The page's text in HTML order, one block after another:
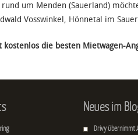
rund um Menden (Sauerland)
Vosswinkel, Hönnetal im
kostenlos die besten Mietwagen-
Neues im
Drivy übernimmt